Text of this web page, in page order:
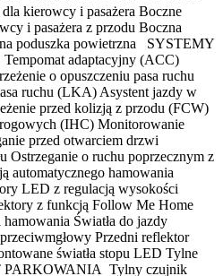
kierowcy i pasażera Boczne
i pasażera z przodu Boczna
poduszka powietrzna SYSTEMY
adaptacyjny (ACC)
o opuszczeniu pasa ruchu
ruchu (LKA) Asystent jazdy w
przed kolizją z przodu (FCW)
(IHC) Monitorowanie
przed otwarciem drzwi
Ostrzeganie o ruchu poprzecznym z
automatycznego hamowania
LED z regulacją wysokości
z funkcją Follow Me Home
Światła do jazdy
Przedni reflektor
światła stopu LED Tylne
Tylny czujnik